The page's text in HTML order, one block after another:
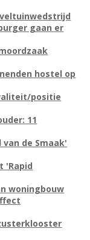
gaan er
hostel op
positie
11
de Smaak'
'Rapid
woningbouw